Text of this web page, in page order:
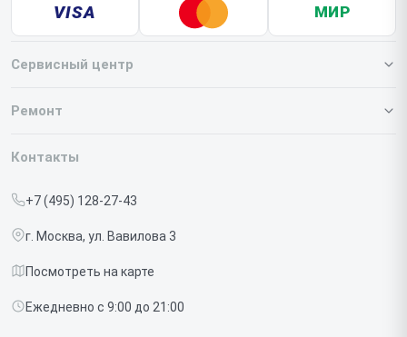
VISA МИР
Сервисный центр
О нашем сервисе
Срочный ремонт
Доставка и способы оплаты
Диагностика
Контакты
Ремонт
Iphone
Контакты
+7 (495) 128-27-43
г. Москва, ул. Вавилова 3
Посмотреть на карте
Ежедневно с 9:00 до 21:00